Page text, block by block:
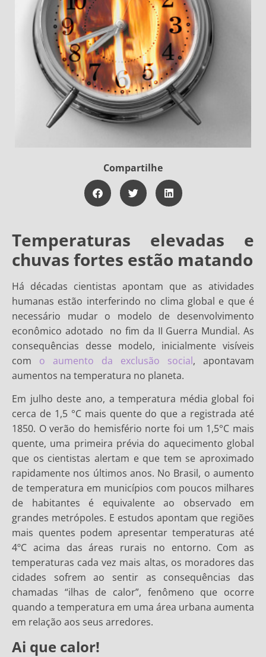
Compartilhe
Temperaturas elevadas e
chuvas fortes estão matando
Há décadas cientistas apontam que as atividades
humanas estão interferindo no clima global e que é
necessário mudar o modelo de desenvolvimento
econômico adotado no fim da II Guerra Mundial. As
consequências desse modelo, inicialmente visíveis
com o aumento da exclusão social, apontavam
aumentos na temperatura no planeta.
Em julho deste ano, a temperatura média global foi
cerca de 1,5 °C mais quente do que a registrada até
1850. O verão do hemisfério norte foi um 1,5°C mais
quente, uma primeira prévia do aquecimento global
que os cientistas alertam e que tem se aproximado
rapidamente nos últimos anos. No Brasil, o aumento
de temperatura em municípios com poucos milhares
de habitantes é equivalente ao observado em
grandes metrópoles. E estudos apontam que regiões
mais quentes podem apresentar temperaturas até
4ºC acima das áreas rurais no entorno. Com as
temperaturas cada vez mais altas, os moradores das
cidades sofrem ao sentir as consequências das
chamadas “ilhas de calor”, fenômeno que ocorre
quando a temperatura em uma área urbana aumenta
em relação aos seus arredores.
Ai que calor!